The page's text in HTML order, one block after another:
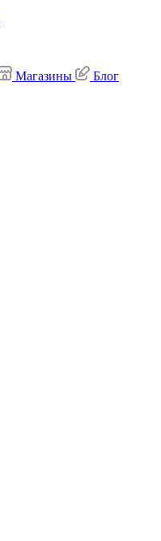
Магазины Блог